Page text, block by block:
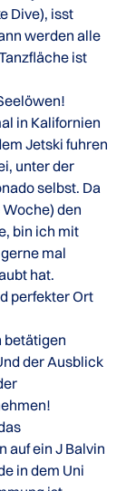
Dive), isst
werden alle
ist
in Kalifornien
Jetski fuhren
unter der
selbst. Da
den
bin ich mit
mal
hat.
perfekter Ort
betätigen
der Ausblick
auf ein J Balvin
in dem Uni